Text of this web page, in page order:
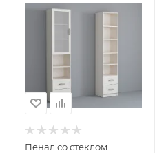
Пенал со стеклом